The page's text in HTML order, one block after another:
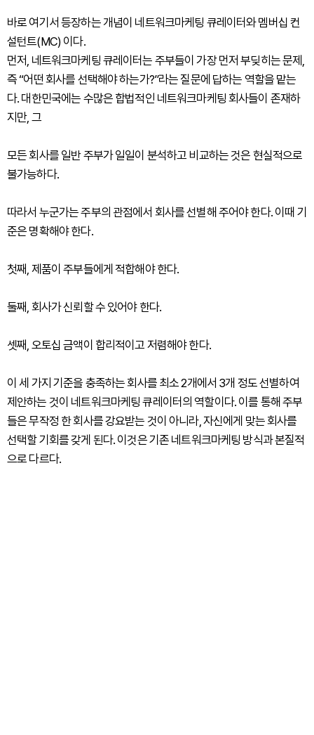
바로 여기서 등장하는 개념이 네트워크마케팅 큐레이터와 멤버십 컨
설턴트(MC) 이다.
먼저, 네트워크마케팅 큐레이터는 주부들이 가장 먼저 부딪히는 문제,
즉 “어떤 회사를 선택해야 하는가?”라는 질문에 답하는 역할을 맡는
다. 대한민국에는 수많은 합법적인 네트워크마케팅 회사들이 존재하
지만, 그
모든 회사를 일반 주부가 일일이 분석하고 비교하는 것은 현실적으로
불가능하다.
따라서 누군가는 주부의 관점에서 회사를 선별해 주어야 한다. 이때 기
준은 명확해야 한다.
첫째, 제품이 주부들에게 적합해야 한다.
둘째, 회사가 신뢰할 수 있어야 한다.
셋째, 오토십 금액이 합리적이고 저렴해야 한다.
이 세 가지 기준을 충족하는 회사를 최소 2개에서 3개 정도 선별하여
제안하는 것이 네트워크마케팅 큐레이터의 역할이다. 이를 통해 주부
들은 무작정 한 회사를 강요받는 것이 아니라, 자신에게 맞는 회사를
선택할 기회를 갖게 된다. 이것은 기존 네트워크마케팅 방식과 본질적
으로 다르다.